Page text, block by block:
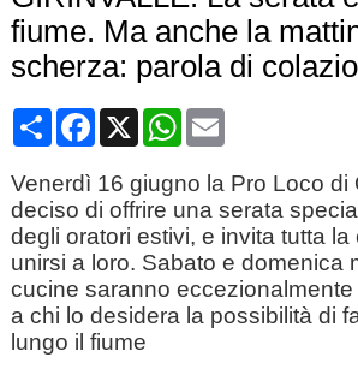
fiume. Ma anche la
scherza: parola di
CondividiFacebook
X WhatsApp
Email
Venerdì 16 giugno la Pro Loco di
deciso di offrire una serata
degli oratori estivi, e invita tutta la
unirsi a loro. Sabato e domenica
cucine saranno
a chi lo desidera la possibilità di
lungo il fiume